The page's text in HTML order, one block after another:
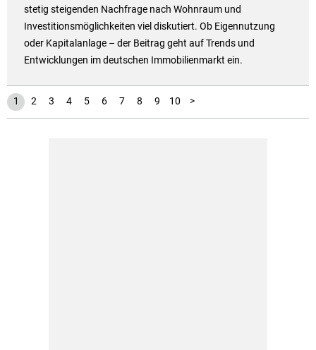
stetig steigenden Nachfrage nach Wohnraum und
Investitionsmöglichkeiten viel diskutiert. Ob Eigennutzung
oder Kapitalanlage – der Beitrag geht auf Trends und
Entwicklungen im deutschen Immobilienmarkt ein.
1 2 3 4 5 6 7 8 9 10
11121314151617181920212223242526272829 >